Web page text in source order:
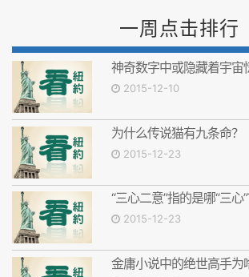
一周点击排行
神奇数字中或隐藏着宇宙
2015-12-10
为什么传说猫有九条命？
2015-12-23
“三心二意”指的是哪“三心”
2015-12-23
金庸小说中的绝世高手为